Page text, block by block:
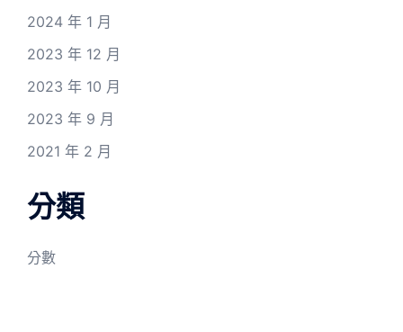
2024 年 1 月
2023 年 12 月
2023 年 10 月
2023 年 9 月
2021 年 2 月
分類
分數